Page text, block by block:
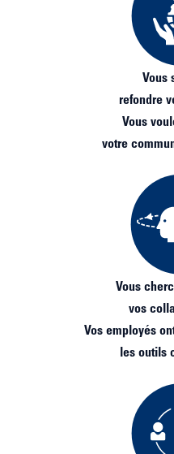
Vous
refondre
Vous
votre
Vous
vos
Vos employés
les outils